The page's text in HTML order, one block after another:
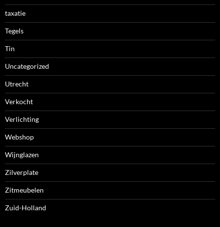
taxatie
Tegels
Tin
Uncategorized
Utrecht
Verkocht
Verlichting
Webshop
Wijnglazen
Zilverplate
Zitmeubelen
Zuid-Holland